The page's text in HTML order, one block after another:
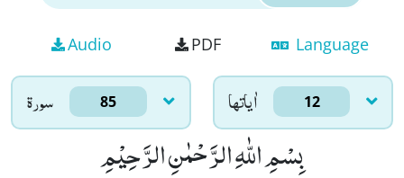
Audio PDF Language
سورۃ 85 اٰياتها 12
بِسْمِ اللّٰهِ الرَّحْمٰنِ الرَّحِیْمِ